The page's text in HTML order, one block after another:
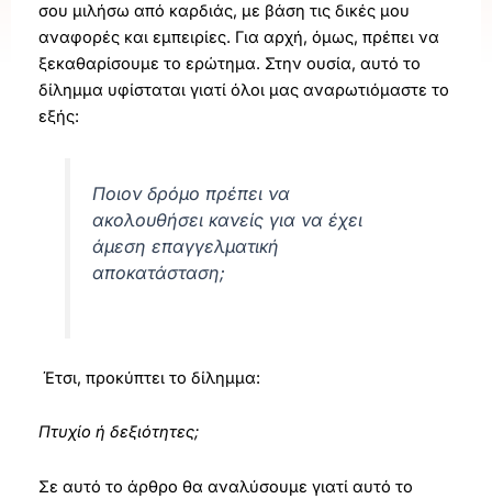
σου μιλήσω από καρδιάς, με βάση τις δικές μου
αναφορές και εμπειρίες. Για αρχή, όμως, πρέπει να
ξεκαθαρίσουμε το ερώτημα. Στην ουσία, αυτό το
δίλημμα υφίσταται γιατί όλοι μας αναρωτιόμαστε το
εξής:
Ποιον δρόμο πρέπει να
ακολουθήσει κανείς για να έχει
άμεση επαγγελματική
αποκατάσταση;
Έτσι, προκύπτει το δίλημμα:
Πτυχίο ή δεξιότητες;
Σε αυτό το άρθρο θα αναλύσουμε γιατί αυτό το